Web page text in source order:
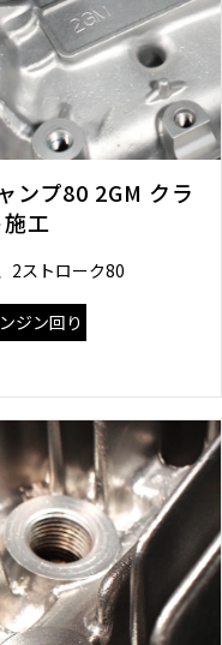
ンプ80 2GM クラ
工
2ストローク80
ジン回り